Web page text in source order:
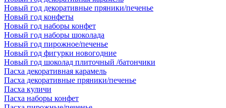
Новый год декоративные пряники/печенье
Новый год конфеты
Новый год наборы конфет
Новый год наборы шоколада
Новый год пирожное/печенье
Новый год фигурки новогодние
Новый год шоколад плиточный /батончики
Пасха декоративная карамель
Пасха декоративные пряники/печенье
Пасха куличи
Пасха наборы конфет